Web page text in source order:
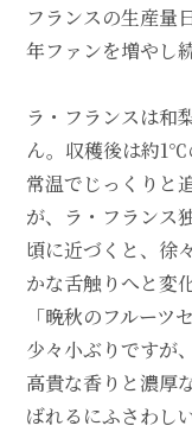
フランスの生産量
年ファンを増やし
ラ・フランスは和
ん。収穫後は約1℃
常温でじっくりと
が、ラ・フランス
頃に近づくと、徐
かな舌触りへと変
「晩秋のフルーツ
少々小ぶりですが
高貴な香りと濃厚
ばれるにふさわし